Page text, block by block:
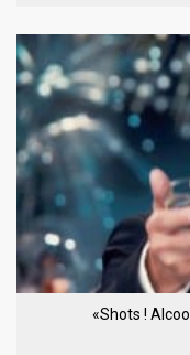
«Shots !